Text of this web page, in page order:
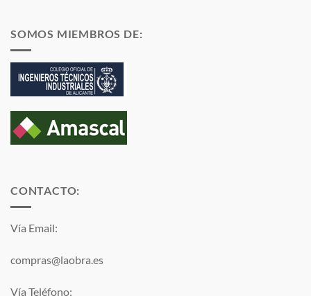
SOMOS MIEMBROS DE:
CONTACTO:
Vía Email:
compras@laobra.es
Vía Teléfono: